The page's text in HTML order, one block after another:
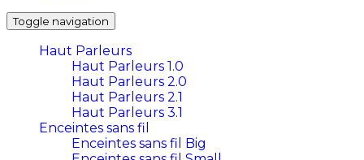
Toggle navigation
Haut Parleurs
Haut Parleurs 1.0
Haut Parleurs 2.0
Haut Parleurs 2.1
Haut Parleurs 3.1
Enceintes sans fil
Enceintes sans fil Big